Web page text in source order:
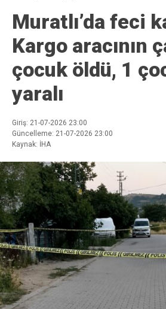
Muratlı’da feci
Kargo aracının
çocuk öldü, 1
yaralı
Giriş: 21-07-2026 23:00
Güncelleme: 21-07-2026 23:00
Kaynak: İHA